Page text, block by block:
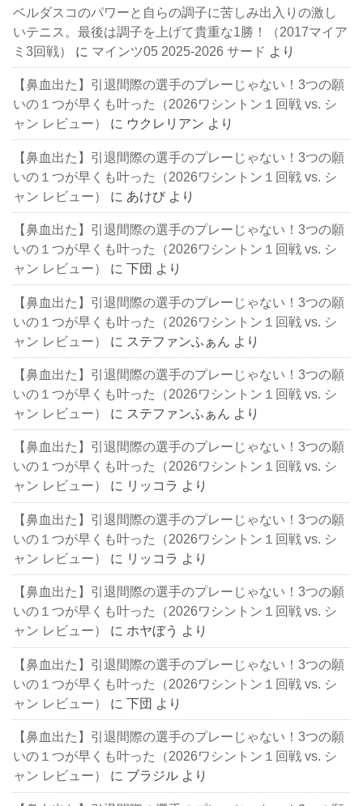
ベルダスコのパワーと自らの調子に苦しみ出入りの激し
いテニス。最後は調子を上げて貴重な1勝！（2017マイア
ミ3回戦）
に マインツ05 2025-2026 サード より
【鼻血出た】引退間際の選手のプレーじゃない！3つの願
いの１つが早くも叶った（2026ワシントン１回戦 vs. シ
ャン レビュー）
に ウクレリアン より
【鼻血出た】引退間際の選手のプレーじゃない！3つの願
いの１つが早くも叶った（2026ワシントン１回戦 vs. シ
ャン レビュー）
に あけび より
【鼻血出た】引退間際の選手のプレーじゃない！3つの願
いの１つが早くも叶った（2026ワシントン１回戦 vs. シ
ャン レビュー）
に下団 より
【鼻血出た】引退間際の選手のプレーじゃない！3つの願
いの１つが早くも叶った（2026ワシントン１回戦 vs. シ
ャン レビュー）
に ステファンふぁん より
【鼻血出た】引退間際の選手のプレーじゃない！3つの願
いの１つが早くも叶った（2026ワシントン１回戦 vs. シ
ャン レビュー）
に ステファンふぁん より
【鼻血出た】引退間際の選手のプレーじゃない！3つの願
いの１つが早くも叶った（2026ワシントン１回戦 vs. シ
ャン レビュー）
に リッコラ より
【鼻血出た】引退間際の選手のプレーじゃない！3つの願
いの１つが早くも叶った（2026ワシントン１回戦 vs. シ
ャン レビュー）
に リッコラ より
【鼻血出た】引退間際の選手のプレーじゃない！3つの願
いの１つが早くも叶った（2026ワシントン１回戦 vs. シ
ャン レビュー）
に ホヤぼう より
【鼻血出た】引退間際の選手のプレーじゃない！3つの願
いの１つが早くも叶った（2026ワシントン１回戦 vs. シ
ャン レビュー）
に下団 より
【鼻血出た】引退間際の選手のプレーじゃない！3つの願
いの１つが早くも叶った（2026ワシントン１回戦 vs. シ
ャン レビュー）
に ブラジル より